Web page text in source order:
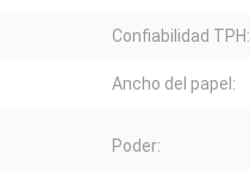
Confiabilidad TPH:
Ancho del papel:
Poder: